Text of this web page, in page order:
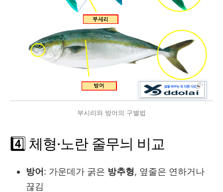
부시리와 방어의 구별법
4️⃣ 체형·노란 줄무늬 비교
방어: 가운데가 굵은 방추형, 옆줄은 연하거나
끊김